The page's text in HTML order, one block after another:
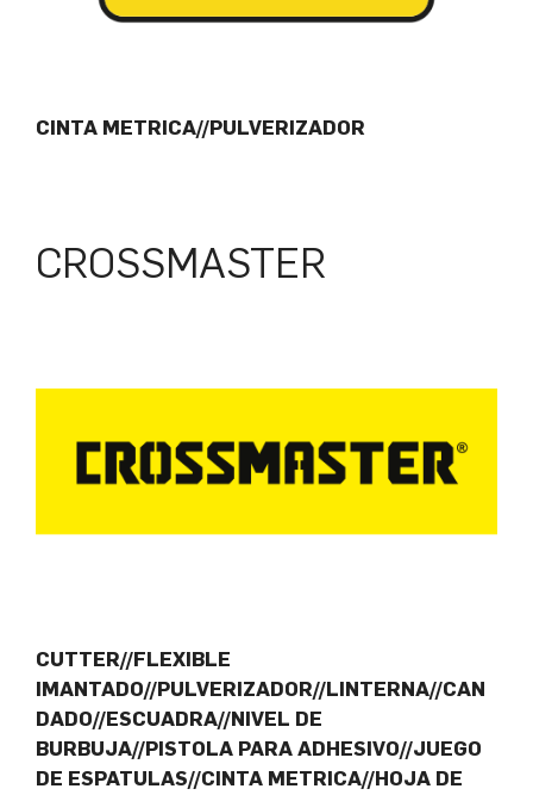
CINTA METRICA//PULVERIZADOR
CROSSMASTER
CUTTER//FLEXIBLE
IMANTADO//PULVERIZADOR//LINTERNA//CAN
DADO//ESCUADRA//NIVEL DE
BURBUJA//PISTOLA PARA ADHESIVO//JUEGO
DE ESPATULAS//CINTA METRICA//HOJA DE